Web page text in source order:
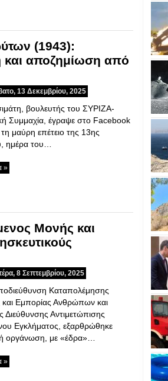
(1943):
και αποζημίωση από
13 Δεκεμβρίου, 2025
βουλευτής του ΣΥΡΙΖΑ-
Συμμαχία, έγραψε στο Facebook
μαύρη επέτειο της 13ης
ημέρα του…
»
Μονής και
8 Σεπτεμβρίου, 2025
Καταπολέμησης
και Εμπορίας Ανθρώπων και
Διεύθυνσης Αντιμετώπισης
Εγκλήματος, εξαρθρώθηκε
οργάνωση, με «έδρα»…
»